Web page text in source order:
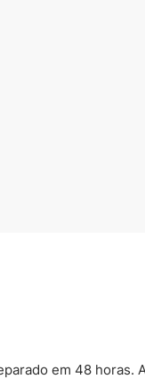
em 48 horas.